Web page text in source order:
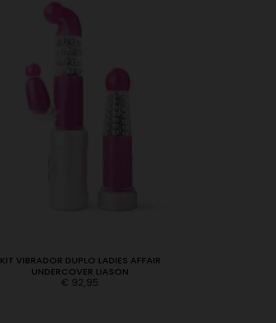
KIT VIBRADOR DUPLO LADIES AFFAIR
UNDERCOVER LIASON
€ 92,95